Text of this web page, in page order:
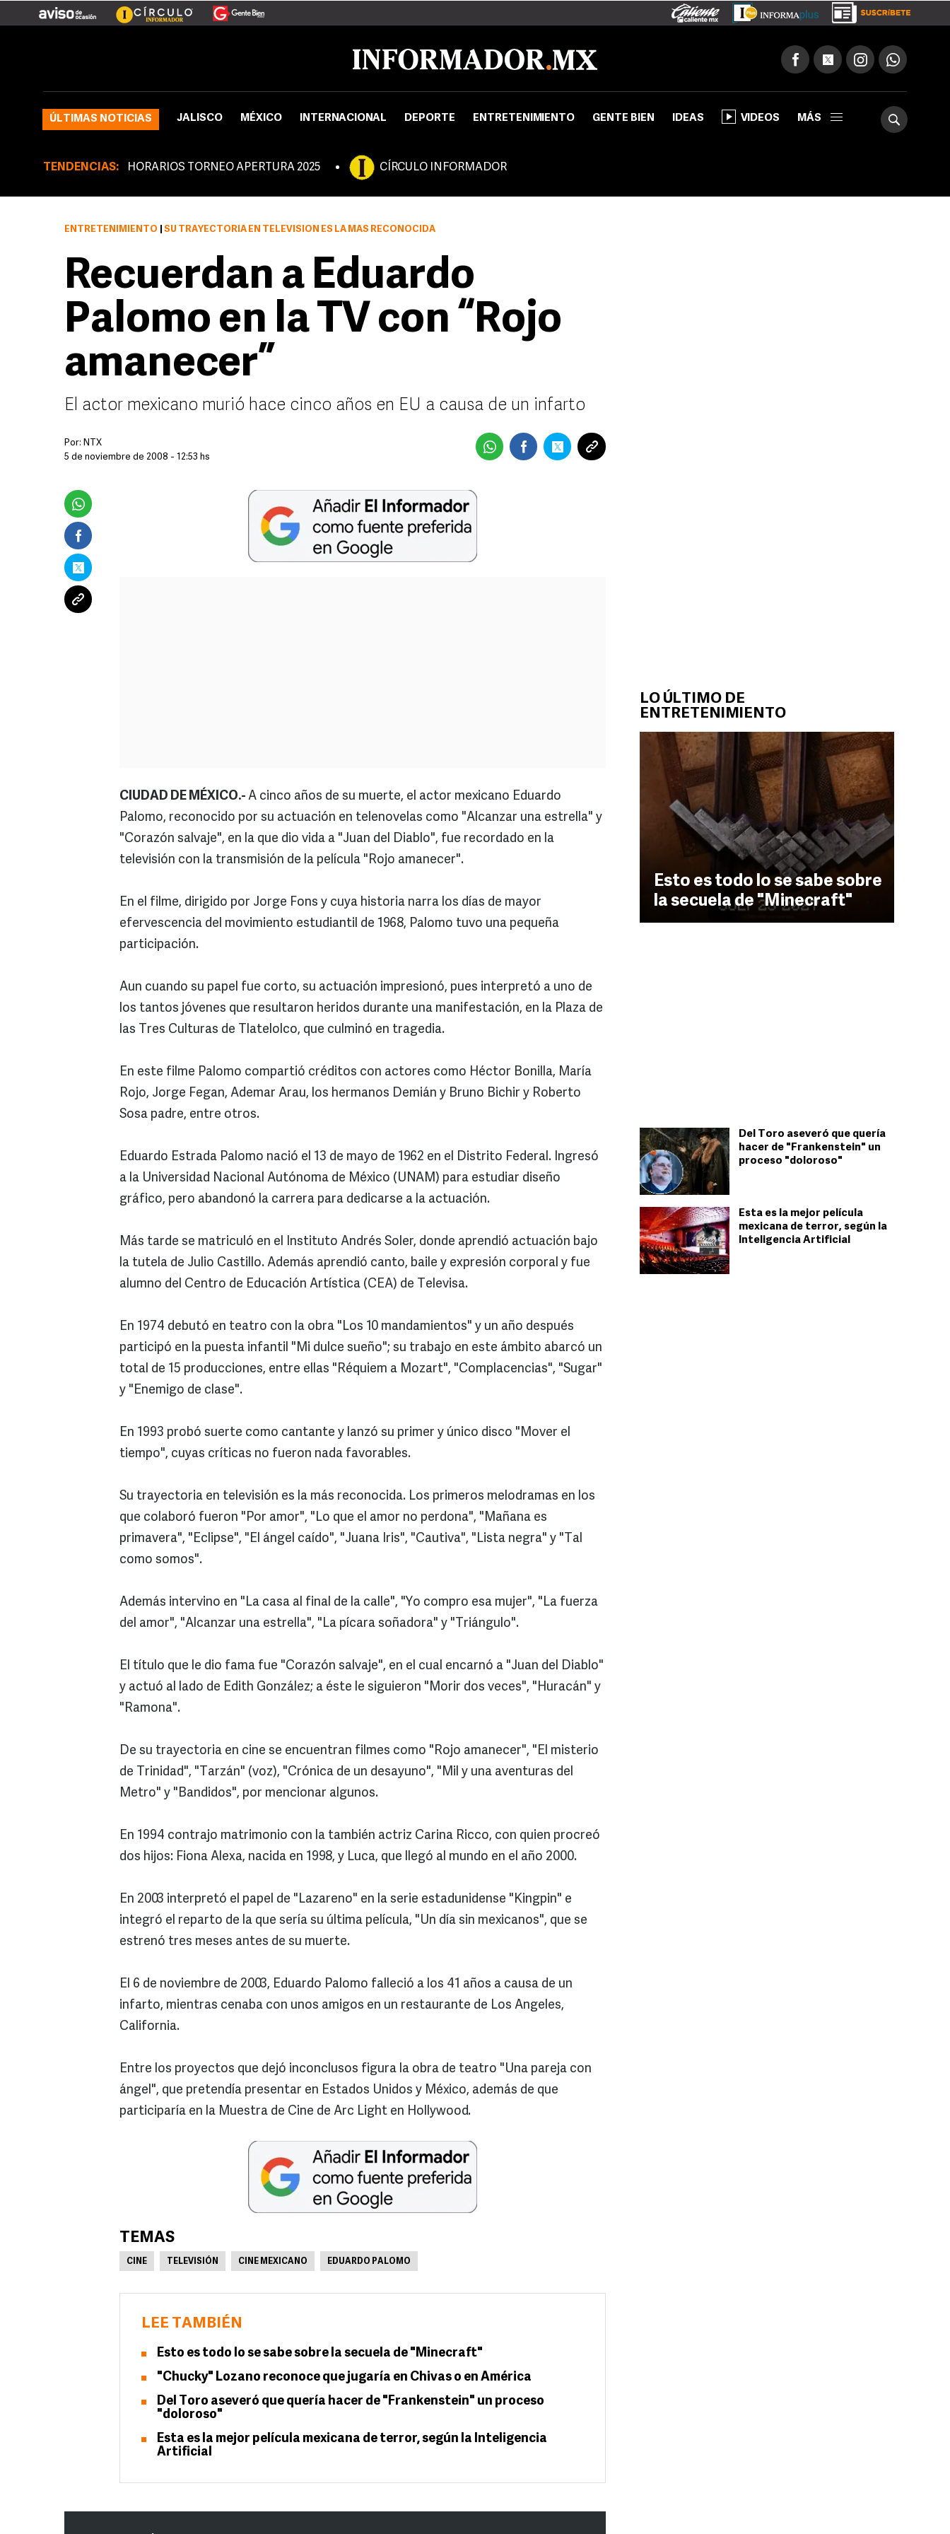
ÚLTIMAS NOTICIAS JALISCO MÉXICO INTERNACIONAL DEPORTE ENTRETENIMIENTO GENTE BIEN IDEAS VIDEOS MÁS
TENDENCIAS: HORARIOS TORNEO APERTURA 2025 CÍRCULO INFORMADOR
LO ÚLTIMO DE
ENTRETENIMIENTO
Esto es todo lo se sabe sobre
la secuela de "Minecraft"
Del Toro aseveró que quería
hacer de "Frankenstein" un
proceso "doloroso"
Esta es la mejor película
mexicana de terror, según la
Inteligencia Artificial
ENTRETENIMIENTO SU TRAYECTORIA EN TELEVISIÓN ES LA MÁS RECONOCIDA
Recuerdan a Eduardo
Palomo en la TV con “Rojo
amanecer”
El actor mexicano murió hace cinco años en EU a causa de un infarto
Por: NTX
5 de noviembre de 2008 - 12:53 hs
CIUDAD DE MÉXICO.- A cinco años de su muerte, el actor mexicano Eduardo
Palomo, reconocido por su actuación en telenovelas como "Alcanzar una estrella" y
"Corazón salvaje", en la que dio vida a "Juan del Diablo", fue recordado en la
televisión con la transmisión de la película "Rojo amanecer".
En el filme, dirigido por Jorge Fons y cuya historia narra los días de mayor
efervescencia del movimiento estudiantil de 1968, Palomo tuvo una pequeña
participación.
Aun cuando su papel fue corto, su actuación impresionó, pues interpretó a uno de
los tantos jóvenes que resultaron heridos durante una manifestación, en la Plaza de
las Tres Culturas de Tlatelolco, que culminó en tragedia.
En este filme Palomo compartió créditos con actores como Héctor Bonilla, María
Rojo, Jorge Fegan, Ademar Arau, los hermanos Demián y Bruno Bichir y Roberto
Sosa padre, entre otros.
Eduardo Estrada Palomo nació el 13 de mayo de 1962 en el Distrito Federal. Ingresó
a la Universidad Nacional Autónoma de México (UNAM) para estudiar diseño
gráfico, pero abandonó la carrera para dedicarse a la actuación.
Más tarde se matriculó en el Instituto Andrés Soler, donde aprendió actuación bajo
la tutela de Julio Castillo. Además aprendió canto, baile y expresión corporal y fue
alumno del Centro de Educación Artística (CEA) de Televisa.
En 1974 debutó en teatro con la obra "Los 10 mandamientos" y un año después
participó en la puesta infantil "Mi dulce sueño"; su trabajo en este ámbito abarcó un
total de 15 producciones, entre ellas "Réquiem a Mozart", "Complacencias", "Sugar"
y "Enemigo de clase".
En 1993 probó suerte como cantante y lanzó su primer y único disco "Mover el
tiempo", cuyas críticas no fueron nada favorables.
Su trayectoria en televisión es la más reconocida. Los primeros melodramas en los
que colaboró fueron "Por amor", "Lo que el amor no perdona", "Mañana es
primavera", "Eclipse", "El ángel caído", "Juana Iris", "Cautiva", "Lista negra" y "Tal
como somos".
Además intervino en "La casa al final de la calle", "Yo compro esa mujer", "La fuerza
del amor", "Alcanzar una estrella", "La pícara soñadora" y "Triángulo".
El título que le dio fama fue "Corazón salvaje", en el cual encarnó a "Juan del Diablo"
y actuó al lado de Edith González; a éste le siguieron "Morir dos veces", "Huracán" y
"Ramona".
De su trayectoria en cine se encuentran filmes como "Rojo amanecer", "El misterio
de Trinidad", "Tarzán" (voz), "Crónica de un desayuno", "Mil y una aventuras del
Metro" y "Bandidos", por mencionar algunos.
En 1994 contrajo matrimonio con la también actriz Carina Ricco, con quien procreó
dos hijos: Fiona Alexa, nacida en 1998, y Luca, que llegó al mundo en el año 2000.
En 2003 interpretó el papel de "Lazareno" en la serie estadunidense "Kingpin" e
integró el reparto de la que sería su última película, "Un día sin mexicanos", que se
estrenó tres meses antes de su muerte.
El 6 de noviembre de 2003, Eduardo Palomo falleció a los 41 años a causa de un
infarto, mientras cenaba con unos amigos en un restaurante de Los Angeles,
California.
Entre los proyectos que dejó inconclusos figura la obra de teatro "Una pareja con
ángel", que pretendía presentar en Estados Unidos y México, además de que
participaría en la Muestra de Cine de Arc Light en Hollywood.
TEMAS
CINE TELEVISIÓN CINE MEXICANO EDUARDO PALOMO
LEE TAMBIÉN
Esto es todo lo se sabe sobre la secuela de "Minecraft"
"Chucky" Lozano reconoce que jugaría en Chivas o en América
Del Toro aseveró que quería hacer de "Frankenstein" un proceso
"doloroso"
Esta es la mejor película mexicana de terror, según la Inteligencia
Artificial